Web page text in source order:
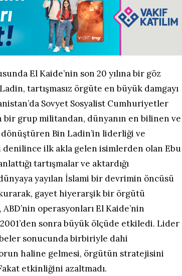
El Kaide’nin son 20 yılına bir göz
tartışmasız örgüte en büyük damgayı
Sovyet Sosyalist Cumhuriyetler
bir grup militandan, dünyanın en bilinen ve
Bin Ladin’in liderliği ve
ilk akla gelen isimlerden olan Ebu
tartışmalar ve aktardığı
yayılan İslami bir devrimin öncüsü
gayet hiyerarşik bir örgütü
operasyonları El Kaide’nin
sonra büyük ölçüde etkiledi. Lider
sonucunda birbiriyle dahi
haline gelmesi, örgütün stratejisini
etkinliğini azaltmadı.